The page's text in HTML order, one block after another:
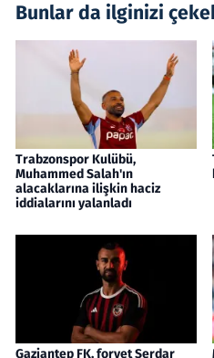
Bunlar da ilginizi
Trabzonspor Kulübü,
Muhammed Salah'ın
alacaklarına ilişkin haciz
iddialarını yalanladı
Gaziantep FK, forvet Serdar